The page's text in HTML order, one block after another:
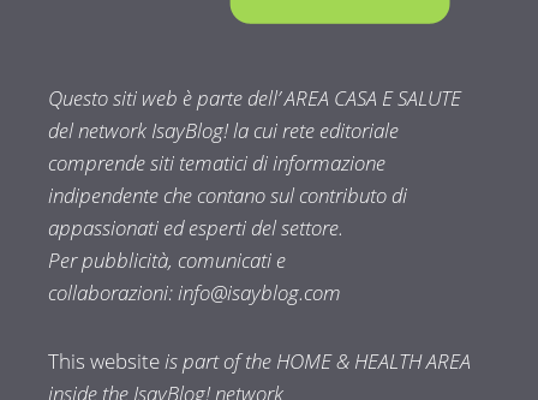
Questo siti web è parte dell’ AREA CASA E SALUTE
del network IsayBlog! la cui rete editoriale
comprende siti tematici di informazione
indipendente che contano sul contributo di
appassionati ed esperti del settore.
Per pubblicità, comunicati e
collaborazioni:info@isayblog.com
This websiteis part of the HOME & HEALTH AREA
inside the IsayBlog! network